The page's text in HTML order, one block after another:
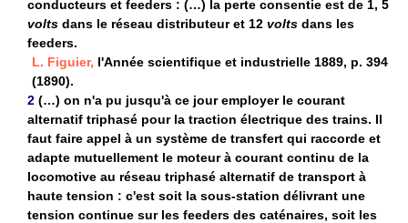
conducteurs et feeders : (…) la perte consentie est de 1, 5
volts dans le réseau distributeur et 12 volts dans les
feeders.
L. Figuier, l'Année scientifique et industrielle 1889, p. 394
(1890).
2 (…) on n'a pu jusqu'à ce jour employer le courant
alternatif triphasé pour la traction électrique des trains. Il
faut faire appel à un système de transfert qui raccorde et
adapte mutuellement le moteur à courant continu de la
locomotive au réseau triphasé alternatif de transport à
haute tension : c'est soit la sous-station délivrant une
tension continue sur les feeders des caténaires, soit les